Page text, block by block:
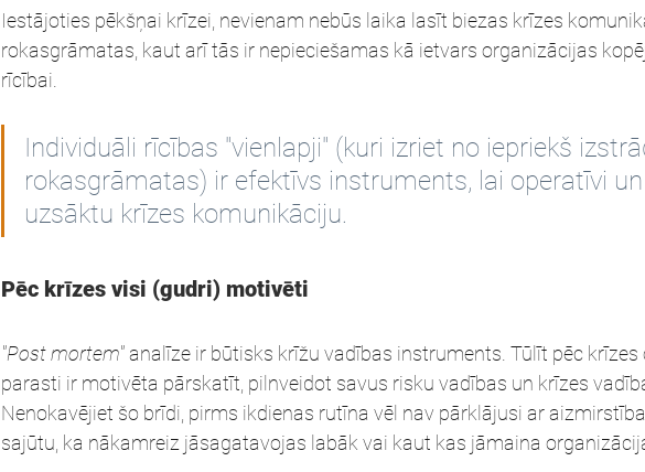
Iestājoties pēkšņai krīzei, nevienam nebūs laika lasīt biezas krīzes
rokasgrāmatas, kaut arī tās ir nepieciešamas kā ietvars organizācijas
rīcībai.
Individuāli rīcības "vienlapji" (kuri izriet no iepriekš
rokasgrāmatas) ir efektīvs instruments, lai operatīvi
uzsāktu krīzes komunikāciju.
Pēc krīzes visi (gudri) motivēti
"Post mortem" analīze ir būtisks krīžu vadības instruments. Tūlīt pēc krīzes
parasti ir motivēta pārskatīt, pilnveidot savus risku vadības un krīzes
Nenokavējiet šo brīdi, pirms ikdienas rutīna vēl nav pārklājusi ar
sajūtu, ka nākamreiz jāsagatavojas labāk vai kaut kas jāmaina